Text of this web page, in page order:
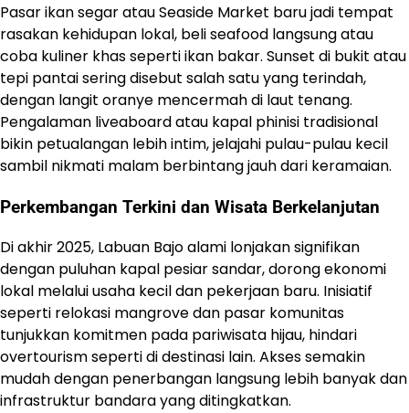
Pasar ikan segar atau Seaside Market baru jadi tempat
rasakan kehidupan lokal, beli seafood langsung atau
coba kuliner khas seperti ikan bakar. Sunset di bukit atau
tepi pantai sering disebut salah satu yang terindah,
dengan langit oranye mencermah di laut tenang.
Pengalaman liveaboard atau kapal phinisi tradisional
bikin petualangan lebih intim, jelajahi pulau-pulau kecil
sambil nikmati malam berbintang jauh dari keramaian.
Perkembangan Terkini dan Wisata Berkelanjutan
Di akhir 2025, Labuan Bajo alami lonjakan signifikan
dengan puluhan kapal pesiar sandar, dorong ekonomi
lokal melalui usaha kecil dan pekerjaan baru. Inisiatif
seperti relokasi mangrove dan pasar komunitas
tunjukkan komitmen pada pariwisata hijau, hindari
overtourism seperti di destinasi lain. Akses semakin
mudah dengan penerbangan langsung lebih banyak dan
infrastruktur bandara yang ditingkatkan.